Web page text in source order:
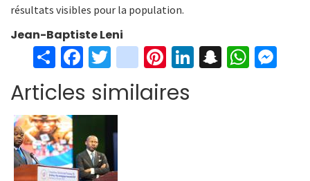
résultats visibles pour la population.
Jean-Baptiste Leni
S
h
ar
e
Fa
ce
b
o
o
k
T
wi
tt
er
in
st
ag
Pi
er
Li S W
Articles similaires